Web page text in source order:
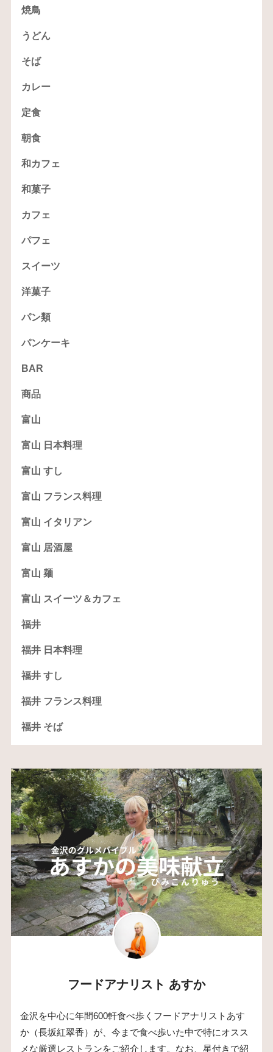
焼鳥
うどん
そば
カレー
定食
朝食
和カフェ
和菓子
カフェ
パフェ
スイーツ
洋菓子
パン類
パンケーキ
BAR
商品
富山
富山 日本料理
富山 すし
富山 フランス料理
富山 イタリアン
富山 居酒屋
富山 麺
富山 スイーツ＆カフェ
福井
福井 日本料理
福井 すし
福井 フランス料理
福井 そば
フードアナリスト あすか
金沢を中心に年間600軒食べ歩くフードアナリストあす
か（長坂紅翠香）が、今まで食べ歩いた中で特にオスス
メな厳選レストランをご紹介します。なお、星付きで紹